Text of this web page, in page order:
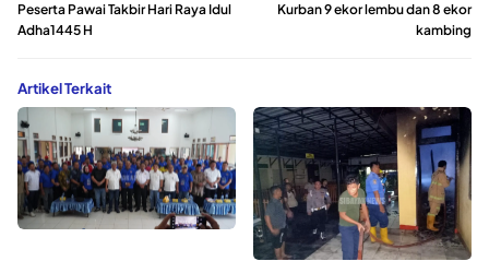
Peserta Pawai Takbir Hari Raya Idul
Adha1445 H
Kurban 9 ekor lembu dan 8 ekor
kambing
Artikel Terkait